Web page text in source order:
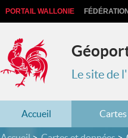
PORTAIL WALLONIE
Le site
Accueil